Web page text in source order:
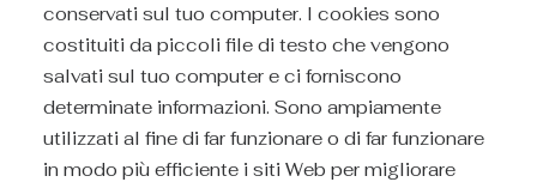
conservati sul tuo computer. I cookies sono
costituiti da piccoli file di testo che vengono
salvati sul tuo computer e ci forniscono
determinate informazioni. Sono ampiamente
utilizzati al fine di far funzionare o di far funzionare
in modo più efficiente i siti Web per migliorare